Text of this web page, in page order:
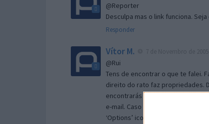
@Reporter
Desculpa mas o link funciona.
Responder
Vítor M.
@Rui
Tens de encontrar o que te falei.
direito do rato faz propriedades.
encontrarás no separador geral
e-mail. Caso não consigas chegar
‘Options’ icon geral da então